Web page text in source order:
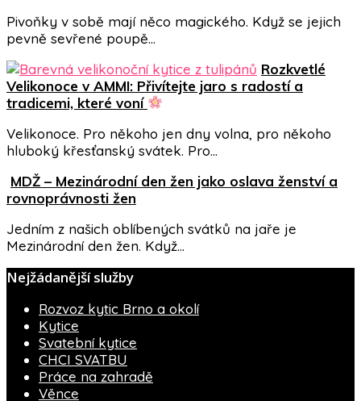
Pivoňky v sobě mají něco magického. Když se jejich
pevně sevřené poupě…
Rozkvetlé
Velikonoce v AMMI: Přivítejte jaro s radostí a
tradicemi, které voní
Velikonoce. Pro někoho jen dny volna, pro někoho
hluboký křesťanský svátek. Pro…
MDŽ – Mezinárodní den žen jako oslava ženství a
rovnoprávnosti žen
Jedním z našich oblíbených svátků na jaře je
Mezinárodní den žen. Když…
Nejžádanější služby
Rozvoz kytic Brno a okolí
Kytice
Svatební kytice
CHCI SVATBU
Práce na zahradě
Věnce